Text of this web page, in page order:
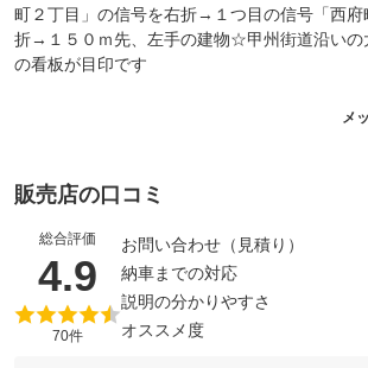
町２丁目」の信号を右折→１つ目の信号「西府
折→１５０ｍ先、左手の建物☆甲州街道沿いの
の看板が目印です
メ
販売店の口コミ
総合評価
4.9 （5点満点中）
70件
お問い合わせ（見積り）
納車までの対応
説明の分かりやすさ
オススメ度